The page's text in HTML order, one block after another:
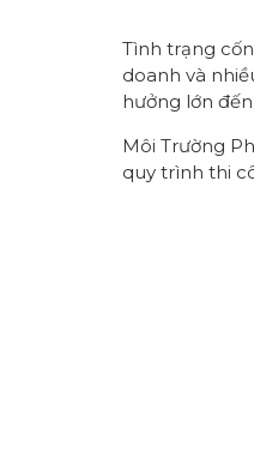
Tình trạng
doanh và
hưởng lớn
Môi Trường
quy trình thi